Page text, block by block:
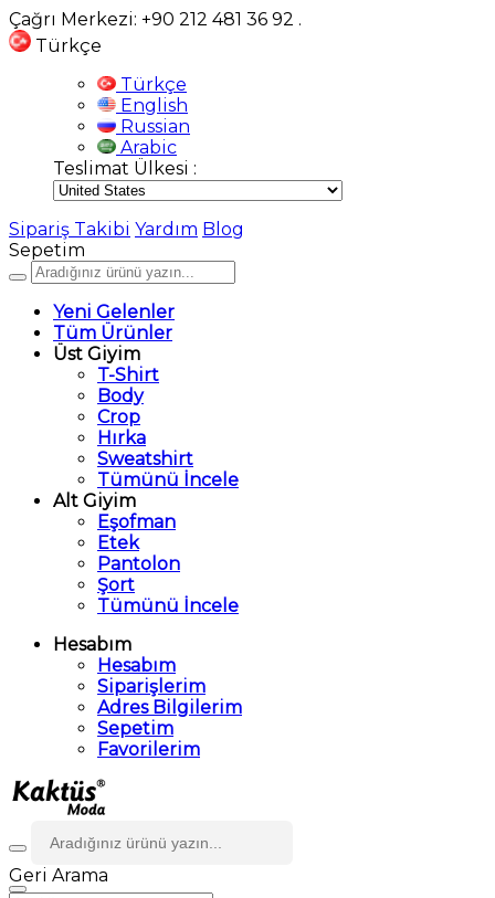
Çağrı Merkezi: +90 212 481 36 92 .
Türkçe
Türkçe
English
Russian
Arabic
Teslimat Ülkesi :
Sipariş Takibi Yardım Blog
Sepetim
Yeni Gelenler
Tüm Ürünler
Üst Giyim
T-Shirt
Body
Crop
Hırka
Sweatshirt
Tümünü İncele
Alt Giyim
Eşofman
Etek
Pantolon
Şort
Tümünü İncele
Hesabım
Hesabım
Siparişlerim
Adres Bilgilerim
Sepetim
Favorilerim
Geri Arama